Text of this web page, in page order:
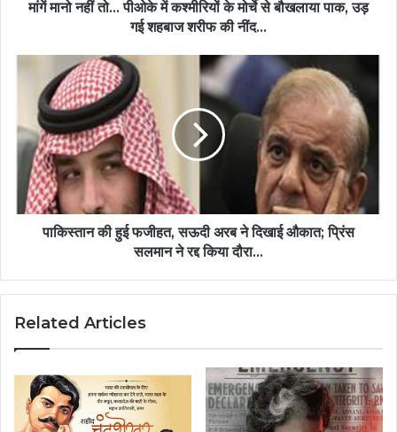
मांगें मानो नहीं तो... पीओके में कश्मीरियों के मोर्चे से बौखलाया पाक, उड़
गई शहबाज शरीफ की नींद...
पाकिस्तान की हुई फजीहत, सऊदी अरब ने दिखाई औकात; प्रिंस
सलमान ने रद्द किया दौरा...
Related Articles